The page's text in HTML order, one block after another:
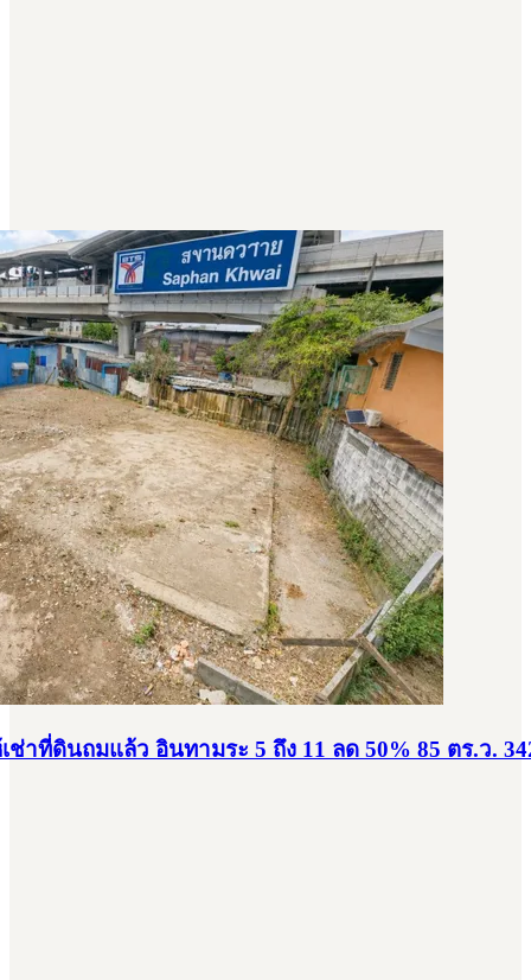
ช่าที่ดินถมแล้ว อินทามระ 5 ถึง 11 ลด 50% 85 ตร.ว.